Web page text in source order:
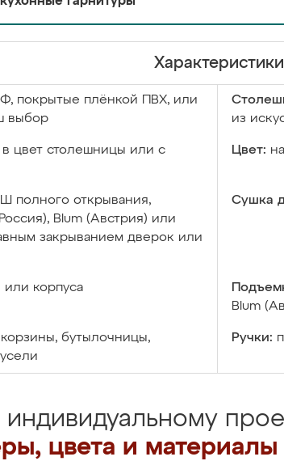
Характеристики
покрытые плёнкой ПВХ, или
выбор
из
цвет столешницы или с
Цвет:
полного открывания,
Blum (Австрия) или
закрыванием дверок или
Сушка
или корпуса
Blum
бутылочницы,
Ручки:
цвета и материалы